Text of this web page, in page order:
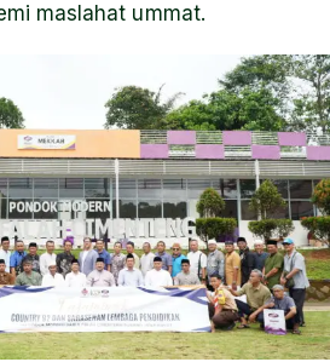
maslahat ummat.